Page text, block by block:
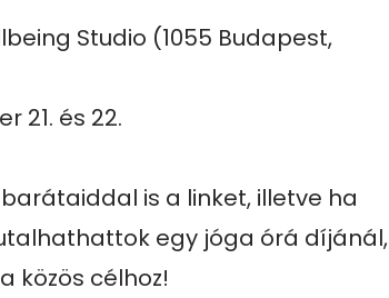
Studio (1055 Budapest,
21. és 22.
is a linket, illetve ha
egy jóga órá díjánál,
közös célhoz!